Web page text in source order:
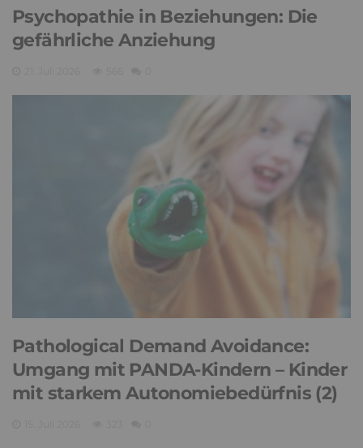
Psychopathie in Beziehungen: Die
gefährliche Anziehung
Pathological Demand Avoidance:
Umgang mit PANDA-Kindern – Kinder
mit starkem Autonomiebedürfnis (2)